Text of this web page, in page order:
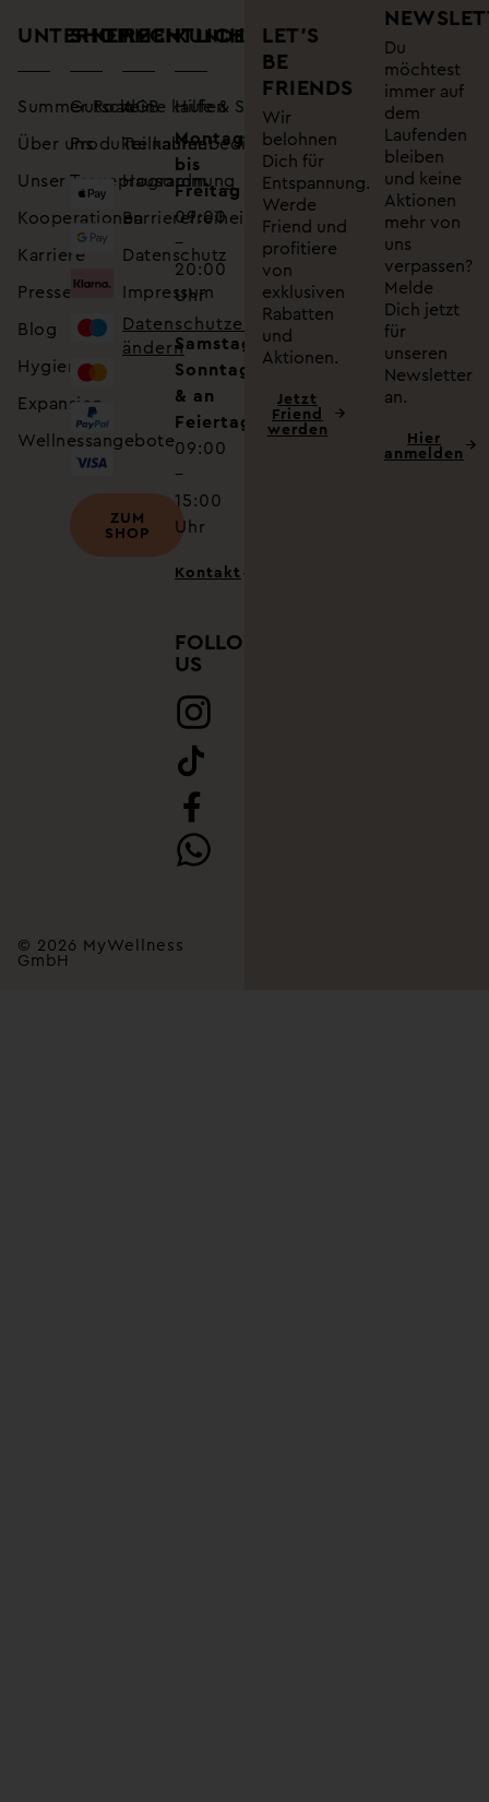
UNTERNEHMEN
Summer Road
Über uns
Unser Treueprogramm
Kooperationen
Karriere
Presse
Blog
Hygiene
Expansion
Wellnessangebote
SHOP
Gutscheine kaufen
Produkte kaufen
ZUM
SHOP
RECHTLICHES
AGB
Teilnahmebedingungen
Hausordnung
Barrierefreiheitserklärung
Datenschutz
Impressum
Datenschutzeinstellungen
ändern
KUNDENSUPPORT
Hilfe & Service
Montag
bis
Freitag
09:00
–
20:00
Uhr
Samstag,
Sonntag
& an
Feiertagen
09:00
–
15:00
Uhr
Kontakt
FOLLOW
US
© 2026 MyWellness
GmbH
LET’S
BE
FRIENDS
Wir
belohnen
Dich für
Entspannung.
Werde
Friend und
profitiere
von
exklusiven
Rabatten
und
Aktionen.
Jetzt
Friend
werden
Du
möchtest
immer auf
dem
Laufenden
bleiben
und keine
Aktionen
mehr von
uns
verpassen?
Melde
Dich jetzt
für
unseren
Newsletter
an.
Hier
anmelden